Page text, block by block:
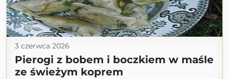
3 czerwca 2026
Pierogi z bobem i boczkiem w maśle
ze świeżym koprem